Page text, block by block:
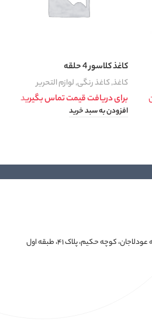
Price range: 29,000 تومان through
30,000 تومان
کاغذ کلاسور 4 حلقه
کاغذ,کاغذ رنگی,لوازم التحریر
برای دریافت قیمت تماس بگیرید
افزودن به سبد خرید
کوچه حکیم، پلاک ۴۱، طبقه اول